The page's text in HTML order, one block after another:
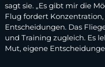
sagt sie. „Es gibt mir die
Flug fordert
Entscheidungen. Das
und Training zugleich. Es
Mut, eigene